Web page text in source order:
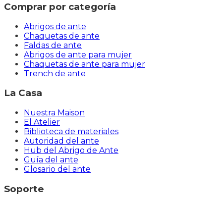
Comprar por categoría
Abrigos de ante
Chaquetas de ante
Faldas de ante
Abrigos de ante para mujer
Chaquetas de ante para mujer
Trench de ante
La Casa
Nuestra Maison
El Atelier
Biblioteca de materiales
Autoridad del ante
Hub del Abrigo de Ante
Guía del ante
Glosario del ante
Soporte